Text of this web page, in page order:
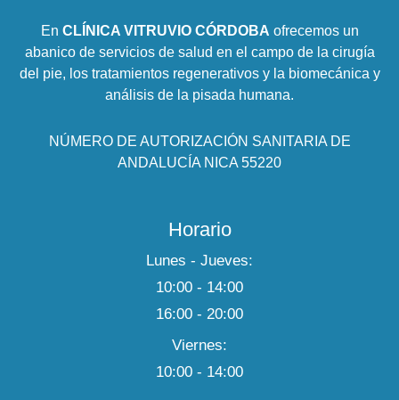
En CLÍNICA VITRUVIO CÓRDOBA ofrecemos un
abanico de servicios de salud en el campo de la cirugía
del pie, los tratamientos regenerativos y la biomecánica y
análisis de la pisada humana.
NÚMERO DE AUTORIZACIÓN SANITARIA DE
ANDALUCÍA NICA 55220
Horario
Lunes - Jueves:
10:00 - 14:00
16:00 - 20:00
Viernes:
10:00 - 14:00